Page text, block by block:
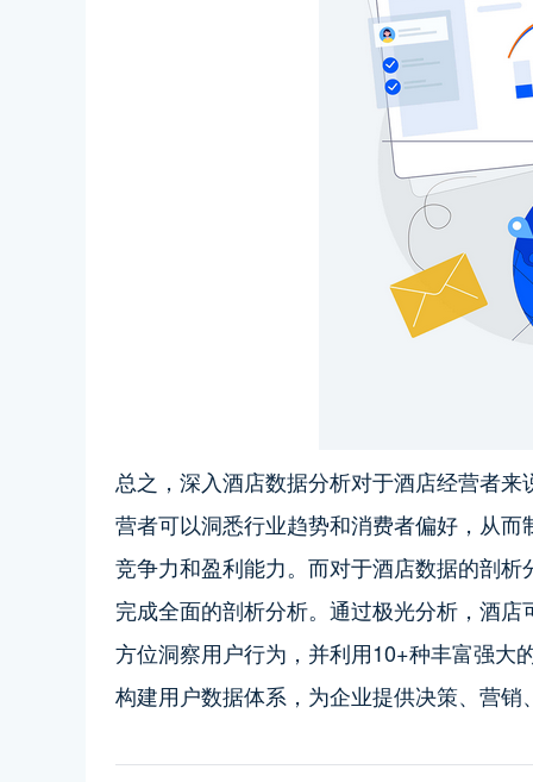
总之，深入酒店数据分析对于酒店经营者
营者可以洞悉行业趋势和消费者偏好，从
竞争力和盈利能力。 而对于酒店数据的剖析
完成全面的剖析分析。通过极光分析，酒店
方位洞察用户行为，并利用10+种丰富强大
构建用户数据体系，为企业提供决策、营销